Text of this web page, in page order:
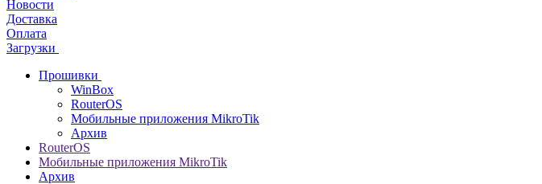
Новости
Доставка
Оплата
Загрузки
Прошивки
WinBox
RouterOS
Мобильные приложения MikroTik
Архив
RouterOS
Мобильные приложения MikroTik
Архив